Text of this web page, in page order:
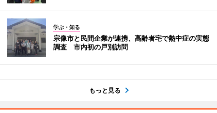
学ぶ・知る
宗像市と民間企業が連携、高齢者宅で熱中症の実態
調査 市内初の戸別訪問
もっと見る